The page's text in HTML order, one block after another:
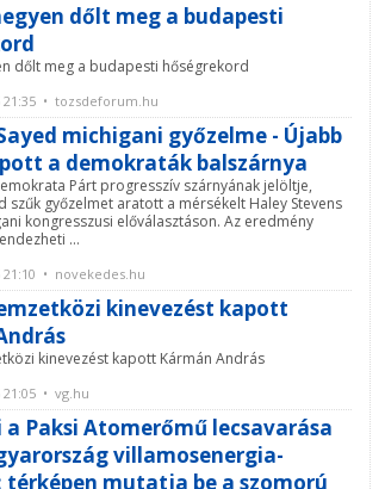
dőlt meg a budapesti
dőlt meg a budapesti hőségrekord
21:35 • tozsdeforum.hu
michigani győzelme - Újabb
a demokraták balszárnya
Párt progresszív szárnyának jelöltje,
szűk győzelmet aratott a mérsékelt Haley Stevens
kongresszusi előválasztáson. Az eredmény
...
21:10 • novekedes.hu
kinevezést kapott
kinevezést kapott Kármán András
21:05 • vg.hu
a Paksi Atomerőmű lecsavarása
villamosenergia-
mutatja be a szomorú